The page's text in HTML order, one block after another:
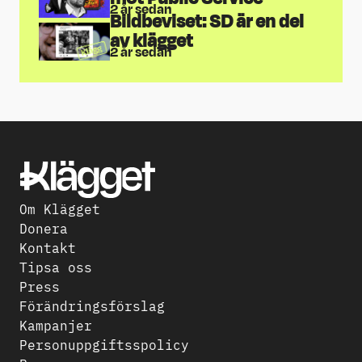
https://www.dagenssamhalle.se/
och-valfard/skola/riksrevisionen-ge-
https://expo.se/lar-dig-
mer/wiki/karl-xii-firandet/
https://www.lundagard.se/2018/09/08/
brokiga-historia-i-lund/
https://www.expressen.se/nyheter/
strok-orden-om-karl-xii-ur-inbjudan/
↩︎
https://www.expressen.se/nyheter/
strok-orden-om-karl-xii-ur-inbjudan/
↩︎
2 år sedan
Bildbeviset: SD är en del
av klägget
2 år sedan
Om Klägget
Donera
Kontakt
Tipsa oss
Press
Förändringsförslag
Kampanjer
Personuppgiftsspolicy